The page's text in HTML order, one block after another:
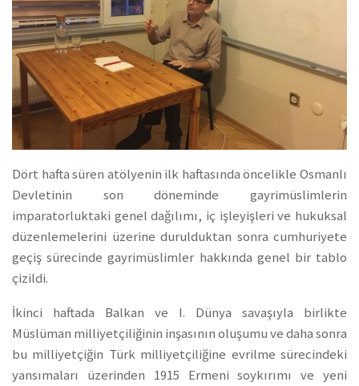
Dört hafta süren atölyenin ilk haftasında öncelikle Osmanlı
Devletinin son döneminde gayrimüslimlerin
imparatorluktaki genel dağılımı, iç işleyişleri ve hukuksal
düzenlemelerini üzerine durulduktan sonra cumhuriyete
geçiş sürecinde gayrimüslimler hakkında genel bir tablo
çizildi.
İkinci haftada Balkan ve I. Dünya savaşıyla birlikte
Müslüman milliyetçiliğinin inşasının oluşumu ve daha sonra
bu milliyetçiğin Türk milliyetçiliğine evrilme sürecindeki
yansımaları üzerinden 1915 Ermeni soykırımı ve yeni